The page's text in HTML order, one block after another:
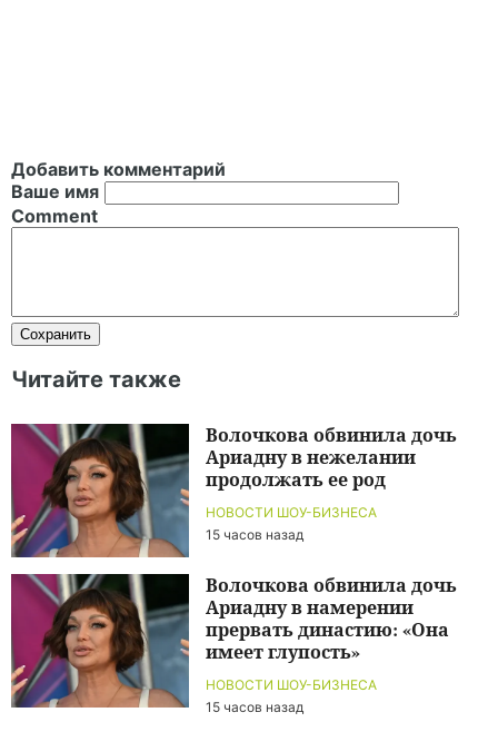
Добавить комментарий
Ваше имя
Comment
Читайте также
НОВОСТИ ШОУ-БИЗНЕСА
15 часов назад
Волочкова обвинила дочь
Ариадну в нежелании
продолжать ее род
НОВОСТИ ШОУ-БИЗНЕСА
15 часов назад
Волочкова обвинила дочь
Ариадну в намерении
прервать династию: «Она
имеет глупость»